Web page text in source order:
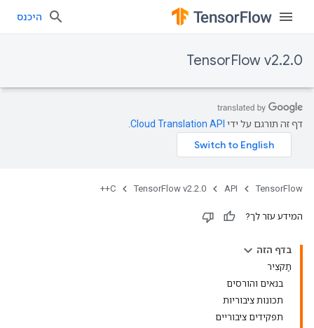
היכנס
TensorFlow v2.2.0
דף זה תורגם על ידי Cloud Translation API
TensorFlow
API
TensorFlow v2.2.0
C++
המידע עזר לך?
בדף הזה
תַקצִיר
בנאים והורסים
תכונות ציבוריות
תפקידים ציבוריים